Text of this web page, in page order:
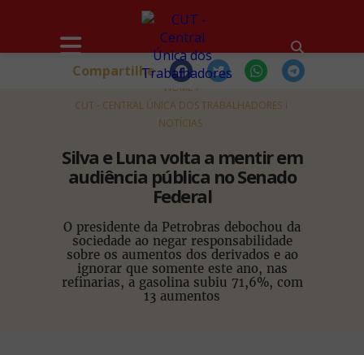
HOME
CUT - CENTRAL ÚNICA DOS TRABALHADORES
NOTÍCIAS
Silva e Luna volta a mentir em
audiência pública no Senado
Federal
O presidente da Petrobras debochou da
sociedade ao negar responsabilidade
sobre os aumentos dos derivados e ao
ignorar que somente este ano, nas
refinarias, a gasolina subiu 71,6%, com
13 aumentos
Compartilhe